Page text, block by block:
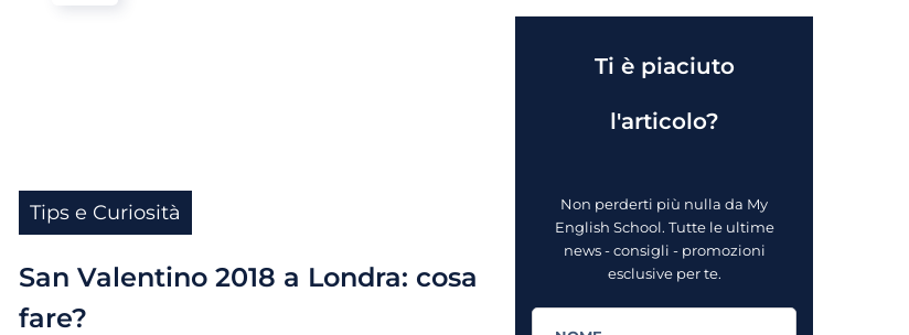
Tips e Curiosità
San Valentino 2018 a Londra: cosa
fare?
Ti è piaciuto
l'articolo?
Non perderti più nulla da My
English School. Tutte le ultime
news - consigli - promozioni
esclusive per te.